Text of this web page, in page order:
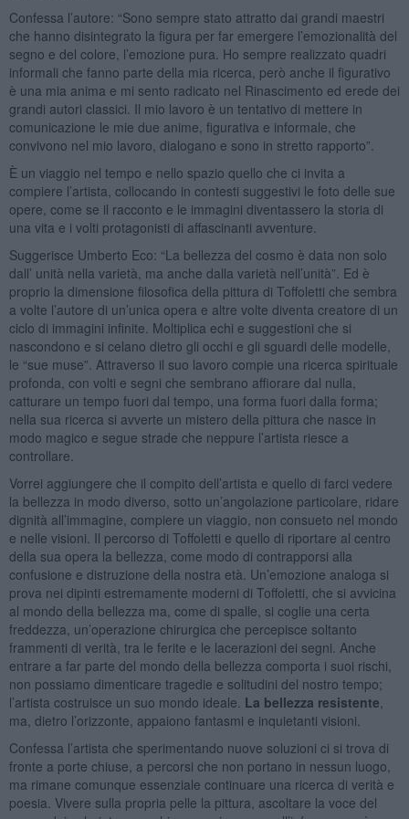
Confessa l’autore: “Sono sempre stato attratto dai grandi maestri
che hanno disintegrato la figura per far emergere l’emozionalità del
segno e del colore, l’emozione pura. Ho sempre realizzato quadri
informali che fanno parte della mia ricerca, però anche il figurativo
è una mia anima e mi sento radicato nel Rinascimento ed erede dei
grandi autori classici. Il mio lavoro è un tentativo di mettere in
comunicazione le mie due anime, figurativa e informale, che
convivono nel mio lavoro, dialogano e sono in stretto rapporto”.
È un viaggio nel tempo e nello spazio quello che ci invita a
compiere l’artista, collocando in contesti suggestivi le foto delle sue
opere, come se il racconto e le immagini diventassero la storia di
una vita e i volti protagonisti di affascinanti avventure.
Suggerisce Umberto Eco: “La bellezza del cosmo è data non solo
dall’ unità nella varietà, ma anche dalla varietà nell’unità”. Ed è
proprio la dimensione filosofica della pittura di Toffoletti che sembra
a volte l’autore di un’unica opera e altre volte diventa creatore di un
ciclo di immagini infinite. Moltiplica echi e suggestioni che si
nascondono e si celano dietro gli occhi e gli sguardi delle modelle,
le “sue muse”. Attraverso il suo lavoro compie una ricerca spirituale
profonda, con volti e segni che sembrano affiorare dal nulla,
catturare un tempo fuori dal tempo, una forma fuori dalla forma;
nella sua ricerca si avverte un mistero della pittura che nasce in
modo magico e segue strade che neppure l’artista riesce a
controllare.
Vorrei aggiungere che il compito dell’artista e quello di farci vedere
la bellezza in modo diverso, sotto un’angolazione particolare, ridare
dignità all’immagine, compiere un viaggio, non consueto nel mondo
e nelle visioni. Il percorso di Toffoletti e quello di riportare al centro
della sua opera la bellezza, come modo di contrapporsi alla
confusione e distruzione della nostra età. Un’emozione analoga si
prova nei dipinti estremamente moderni di Toffoletti, che si avvicina
al mondo della bellezza ma, come di spalle, si coglie una certa
freddezza, un’operazione chirurgica che percepisce soltanto
frammenti di verità, tra le ferite e le lacerazioni dei segni. Anche
entrare a far parte del mondo della bellezza comporta i suoi rischi,
non possiamo dimenticare tragedie e solitudini del nostro tempo;
l’artista costruisce un suo mondo ideale. La bellezza resistente
ma, dietro l’orizzonte, appaiono fantasmi e inquietanti visioni.
Confessa l’artista che sperimentando nuove soluzioni ci si trova di
fronte a porte chiuse, a percorsi che non portano in nessun luogo,
ma rimane comunque essenziale continuare una ricerca di verità e
poesia. Vivere sulla propria pelle la pittura, ascoltare la voce del